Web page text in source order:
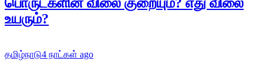
பொருட்களின் விலை குறையும்? எது விலை
உயரும்?
தமிழ்நாடு4 நாட்கள் ago